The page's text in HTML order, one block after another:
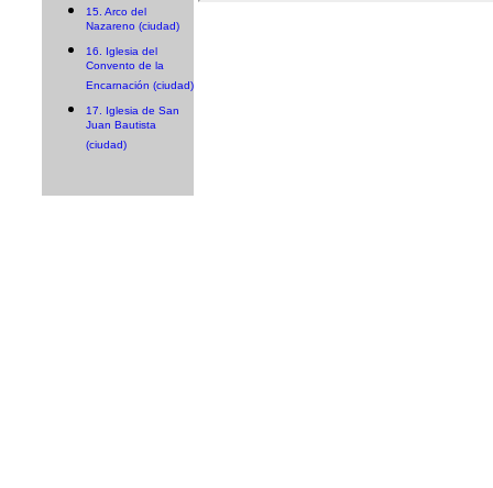
15. Arco del
Nazareno (ciudad)
16. Iglesia del
Convento de la
Encarnación (ciudad)
17. Iglesia de San
Juan Bautista
(ciudad)